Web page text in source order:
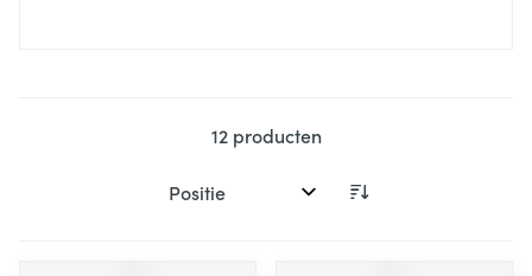
12producten
Sorteer op: